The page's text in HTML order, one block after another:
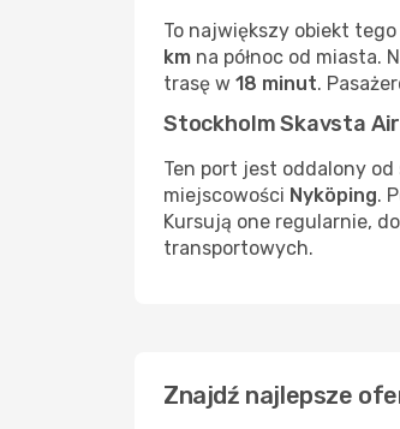
To największy obiekt
km na północ od miasta.
trasę w 18 minut.
Stockholm Skavsta
Ten port jest oddalony od
miejscowości Nyköping.
Kursują one regularnie,
transportowych.
Znajdź najlepsze